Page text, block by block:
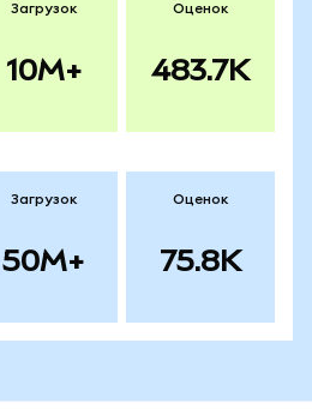
Загрузок
10M+
Оценок
483.7K
Загрузок
50M+
Оценок
75.8K